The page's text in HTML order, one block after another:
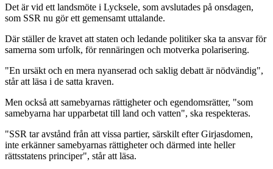
Det är vid ett landsmöte i Lycksele, som avslutades på onsdagen,
som SSR nu gör ett gemensamt uttalande.
Där ställer de kravet att staten och ledande politiker ska ta ansvar för
samerna som urfolk, för rennäringen och motverka polarisering.
"En ursäkt och en mera nyanserad och saklig debatt är nödvändig",
står att läsa i de satta kraven.
Men också att samebyarnas rättigheter och egendomsrätter, "som
samebyarna har upparbetat till land och vatten", ska respekteras.
"SSR tar avstånd från att vissa partier, särskilt efter Girjasdomen,
inte erkänner samebyarnas rättigheter och därmed inte heller
rättsstatens principer", står att läsa.